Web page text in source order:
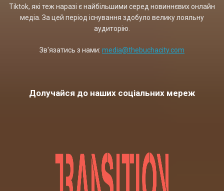
Tiktok, які теж наразі є найбільшими серед новиннєвих онлайн
медіа. За цей період існування здобуло велику лояльну
аудиторію.
Зв'язатись з нами: media@thebuchacity.com
Долучайся до наших соціальних мереж